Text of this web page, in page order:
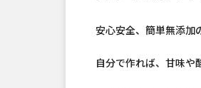
安心安全、簡単無添加
自分で作れば、甘味や